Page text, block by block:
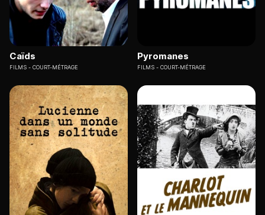
Caïds
FILMS COURT-MÉTRAGE
Pyromanes
FILMS COURT-MÉTRAGE